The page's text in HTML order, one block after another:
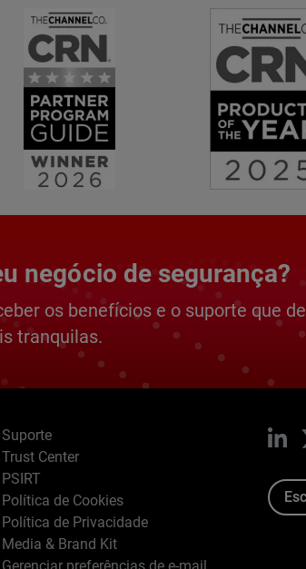
negócio de segurança?
os benefícios e o suporte que
tranquilas.
Suporte
Trust Center
PSIRT
Política de Cookies
Política de Privacidade
Media & Brand Kit